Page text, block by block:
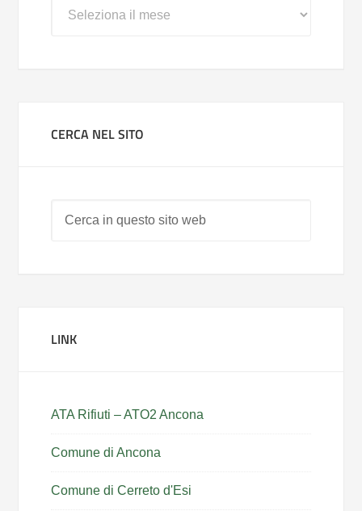
CERCA NEL SITO
LINK
ATA Rifiuti – ATO2 Ancona
Comune di Ancona
Comune di Cerreto d'Esi